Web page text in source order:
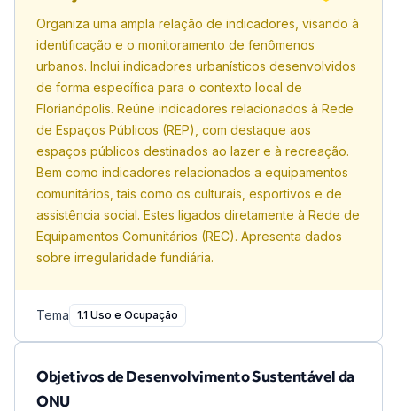
Organiza uma ampla relação de indicadores, visando à
identificação e o monitoramento de fenômenos
urbanos. Inclui indicadores urbanísticos desenvolvidos
de forma específica para o contexto local de
Florianópolis. Reúne indicadores relacionados à Rede
de Espaços Públicos (REP), com destaque aos
espaços públicos destinados ao lazer e à recreação.
Bem como indicadores relacionados a equipamentos
comunitários, tais como os culturais, esportivos e de
assistência social. Estes ligados diretamente à Rede de
Equipamentos Comunitários (REC). Apresenta dados
sobre irregularidade fundiária.
Tema 1.1 Uso e Ocupação
Objetivos de Desenvolvimento Sustentável da
ONU